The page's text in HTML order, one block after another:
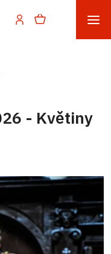
- Květiny